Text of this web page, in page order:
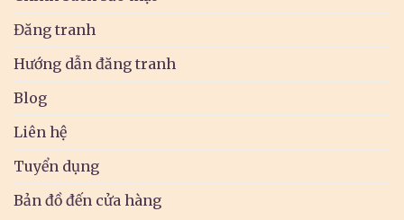
Đăng tranh
Hướng dẫn đăng tranh
Blog
Liên hệ
Tuyển dụng
Bản đồ đến cửa hàng